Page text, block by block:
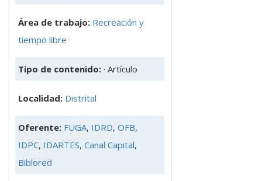
Área de trabajo: Recreación y
tiempo libre
Tipo de contenido: · Artículo
Localidad: Distrital
Oferente: FUGA, IDRD, OFB,
IDPC, IDARTES, Canal Capital,
Biblored